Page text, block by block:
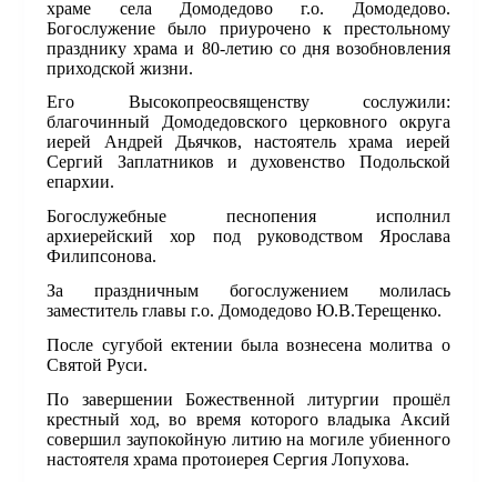
храме села Домодедово г.о. Домодедово.
Богослужение было приурочено к престольному
празднику храма и 80-летию со дня возобновления
приходской жизни.
Его Высокопреосвященству сослужили:
благочинный Домодедовского церковного округа
иерей Андрей Дьячков, настоятель храма иерей
Сергий Заплатников и духовенство Подольской
епархии.
Богослужебные песнопения исполнил
архиерейский хор под руководством Ярослава
Филипсонова.
За праздничным богослужением молилась
заместитель главы г.о. Домодедово Ю.В.Терещенко.
После сугубой ектении была вознесена молитва о
Святой Руси.
По завершении Божественной литургии прошёл
крестный ход, во время которого владыка Аксий
совершил заупокойную литию на могиле убиенного
настоятеля храма протоиерея Сергия Лопухова.